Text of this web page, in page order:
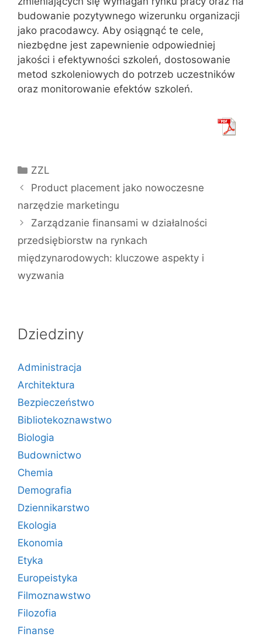
budowanie pozytywnego wizerunku organizacji
jako pracodawcy. Aby osiągnąć te cele,
niezbędne jest zapewnienie odpowiedniej
jakości i efektywności szkoleń, dostosowanie
metod szkoleniowych do potrzeb uczestników
oraz monitorowanie efektów szkoleń.
Kategorie
ZZL
Product placement jako nowoczesne
narzędzie marketingu
Zarządzanie finansami w działalności
przedsiębiorstw na rynkach
międzynarodowych: kluczowe aspekty i
wyzwania
Dziedziny
Administracja
Architektura
Bezpieczeństwo
Bibliotekoznawstwo
Biologia
Budownictwo
Chemia
Demografia
Dziennikarstwo
Ekologia
Ekonomia
Etyka
Europeistyka
Filmoznawstwo
Filozofia
Finanse